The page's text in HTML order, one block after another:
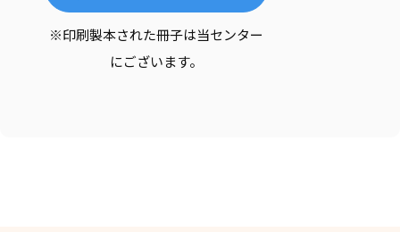
※印刷製本された冊子は当センター
にございます。